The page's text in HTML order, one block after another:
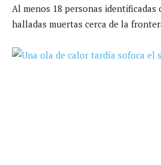
Al menos 18 personas
halladas muertas cerca de la